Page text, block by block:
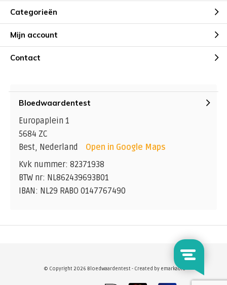
Categorieën
Mijn account
Contact
Bloedwaardentest
Europaplein 1
5684 ZC
Best, Nederland
Open in Google Maps
Kvk nummer: 82371938
BTW nr: NL862439693B01
IBAN: NL29 RABO 0147767490
© Copyright 2026 Bloedwaardentest - Created by emarkable